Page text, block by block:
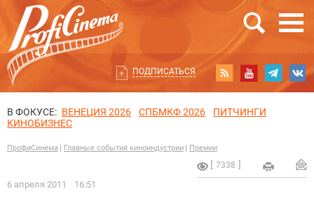
ПОДПИСАТЬСЯ
В ФОКУСЕ: ВЕНЕЦИЯ 2026 СПБМКФ 2026
ПИТЧИНГИ
КИНОБИЗНЕС
ПрофиСинема Главные события киноиндустрии Премии
7338
6 апреля 2011 16:51